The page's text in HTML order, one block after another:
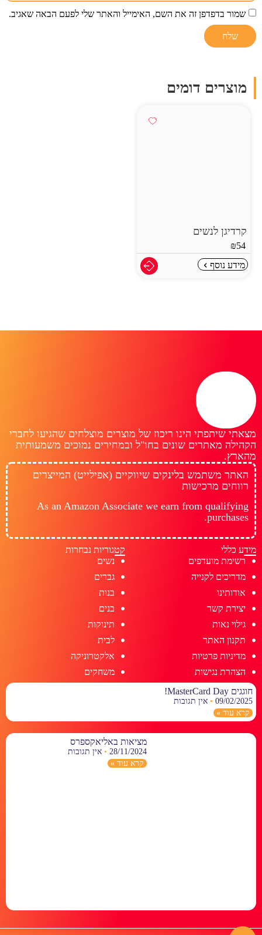
שמור בדפדפן זה את השם, האימייל והאתר שלי לפעם הבאה שאגיב.
מוצרים דומים
קרדיגן לנשים
₪54
מידע נוסף
מצאתי שיתפתי הינו ריכוז של מוצרים מוצלחים שהגיעו לחברי
הקהילה מאתרים שונים בחו"ל ובמחירים נמוכים משמעותית
מהארץ.
האתר משתמש בלינקים שיווקיים (אפילייט) המייצרים
רווחים מרכישות
As an Amazon Associate we earn from qualifying
purchases.
מידע כללי
רשימת מועדפים
מדריכים לקנייה
אודותינו
יצירת קשר
גילוי נאות
תקנון האתר
מדיניות פרטיות
הצהרת נגישות
קטגוריות נבחרות
נשים
גברים
בנות
בנים
תינוקות
לבית
אלקטרוניקה
משחקים
חוגגים MasterCard Day!
09/02/2025
אין תגובות
קרא עוד »
מציאות באליאקספרס
28/11/2024 אין תגובות
קרא עוד »